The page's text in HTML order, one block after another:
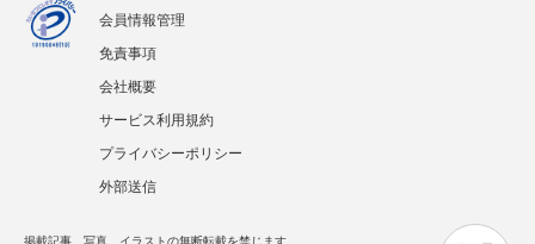
会員情報管理
免責事項
会社概要
サービス利用規約
プライバシーポリシー
外部送信
掲載記事、写真、イラストの無断転載を禁じます。